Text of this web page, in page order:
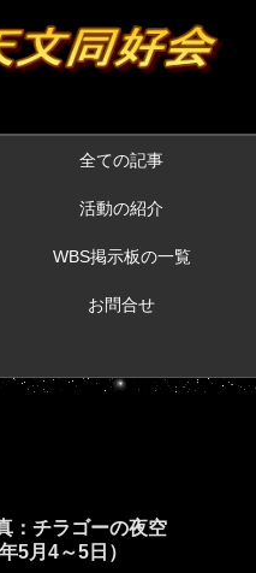
全ての記事
活動の紹介
WBS掲示板の一覧
お問合せ
：チラゴーの夜空
5月4～5日）